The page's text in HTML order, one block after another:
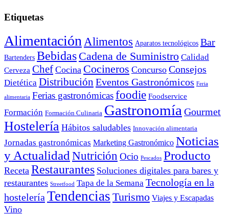
Etiquetas
Alimentación Alimentos Aparatos tecnológicos Bar
Bartenders Bebidas Cadena de Suministro Calidad
Cerveza Chef Cocina Cocineros Concurso Consejos
Dietética Distribución Eventos Gastronómicos Feria
alimentaria Ferias gastronómicasfoodie Foodservice
Formación Formación Culinaria Gastronomía Gourmet
Hostelería Hábitos saludables Innovación alimentaria
Jornadas gastronómicas Marketing Gastronómico Noticias
y Actualidad Nutrición Ocio Pescados Producto
Receta Restaurantes Soluciones digitales para bares y
restaurantes Streetfood Tapa de la Semana Tecnología en la
hostelería Tendencias Turismo Viajes y Escapadas
Vino